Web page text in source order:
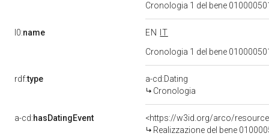
Cronologia 1 del bene
l0:name EN
IT
Cronologia 1 del bene
rdf:type
a-cd:Dating
Cronologia
a-cd:hasDatingEvent
<https://w3id.org/arco/
Realizzazione del bene